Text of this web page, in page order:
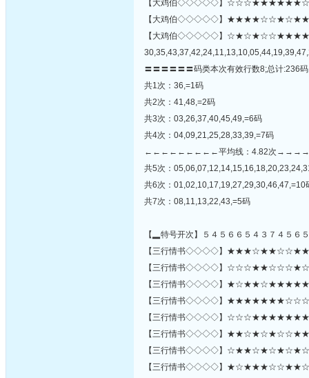
【大鸡伯◇◇◇◇◇】
【大鸡伯◇◇◇◇◇】
【大鸡伯◇◇◇◇◇】
〓〓〓〓〓〓码类本次有效行数8;总计:236
共1次：36,=1码
共2次：41,48,=2码
共3次：03,26,37,40,45,49,=6码
共4次：04,09,21,25,28,33,39,=7码
←←←←←←←←←平均线：4.82次
共5次：
共6次：01,02,10,17,19,27,29,30,46,47,=10
共7次：08,11,13,22,43,=5码
【▂特号开次】５４５６６５４３７４５６
【三行情书◇◇◇◇】
【三行情书◇◇◇◇】
【三行情书◇◇◇◇】
【三行情书◇◇◇◇】
【三行情书◇◇◇◇】
【三行情书◇◇◇◇】
【三行情书◇◇◇◇】
【三行情书◇◇◇◇】